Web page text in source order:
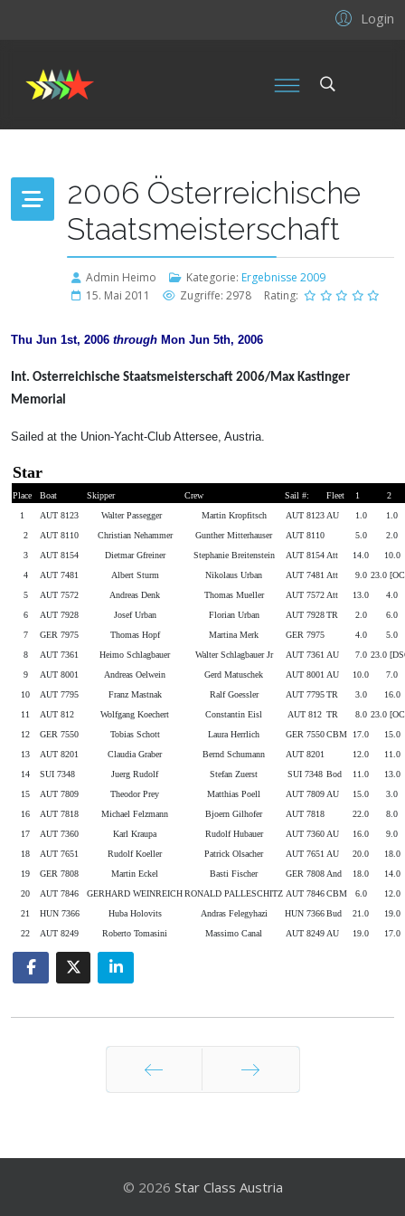
Login
2006 Österreichische
Staatsmeisterschaft
Admin Heimo Kategorie: Ergebnisse 2009
15. Mai 2011
Zugriffe: 2978 Rating:
Thu Jun 1st, 2006 through Mon Jun 5th, 2006
Int. Osterreichische Staatsmeisterschaft 2006/Max Kastinger
Memorial
Sailed at the Union-Yacht-Club Attersee, Austria.
Star
Place Boat Skipper Crew Sail #: Fleet 1
2
1
AUT 8123 Walter Passegger Martin Kropfitsch AUT 8123 AU 1.0
1.0
2
AUT 8110 Christian Nehammer Gunther Mitterhauser AUT 8110 5.0
2.0
3
AUT 8154 Dietmar Gfreiner Stephanie Breitenstein AUT 8154 Att 14.0
10.0
4
AUT 7481 Albert Sturm Nikolaus Urban AUT 7481 Att 9.0 23.0
5
AUT 7572 Andreas Denk Thomas Mueller AUT 7572 Att 13.0
4.0
6
AUT 7928 Josef Urban Florian Urban AUT 7928 TR 2.0
6.0
7
GER 7975 Thomas Hopf Martina Merk GER 7975 4.0
5.0
8
AUT 7361 Heimo Schlagbauer Walter Schlagbauer Jr AUT 7361 AU 7.0 23.0
9
AUT 8001 Andreas Oelwein Gerd Matuschek AUT 8001 AU 10.0
7.0
10
AUT 7795 Franz Mastnak Ralf Goessler AUT 7795 TR 3.0
16.0
11
AUT 812 Wolfgang Koechert Constantin Eisl AUT 812 TR 8.0 23.0
12
GER 7550 Tobias Schott Laura Herrlich GER 7550 CBM 17.0
15.0
13
AUT 8201 Claudia Graber Bernd Schumann AUT 8201 12.0
11.0
14
SUI 7348 Juerg Rudolf Stefan Zuerst SUI 7348 Bod 11.0
13.0
15
AUT 7809 Theodor Prey Matthias Poell AUT 7809 AU 15.0
3.0
16
AUT 7818 Michael Felzmann Bjoern Gilhofer AUT 7818 22.0
8.0
17
AUT 7360 Karl Kraupa Rudolf Hubauer AUT 7360 AU 16.0
9.0
18
AUT 7651 Rudolf Koeller Patrick Olsacher AUT 7651 AU 20.0
18.0
19
GER 7808 Martin Eckel Basti Fischer GER 7808 And 18.0
14.0
20
AUT 7846 GERHARD WEINREICHRONALD PALLESCHITZ AUT 7846 CBM 6.0
12.0
21
HUN 7366 Huba Holovits Andras Felegyhazi HUN 7366Bud 21.0
19.0
22
AUT 8249 Roberto Tomasini Massimo Canal AUT 8249 AU 19.0 17.0
© 2026 Star Class Austria